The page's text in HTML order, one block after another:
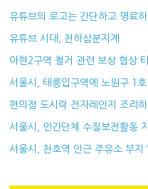
유튜브의 로고는 간단하고 명료
유튜브 시대, 천하삼분지계
아현2구역 철거 관련 보상 협상
서울시, 태릉입구역에 노원구 1호
편의점 도시락 전자레인지 조리
서울시, 민간단체 수질보전활동
서울시, 천호역 인근 주유소 부지